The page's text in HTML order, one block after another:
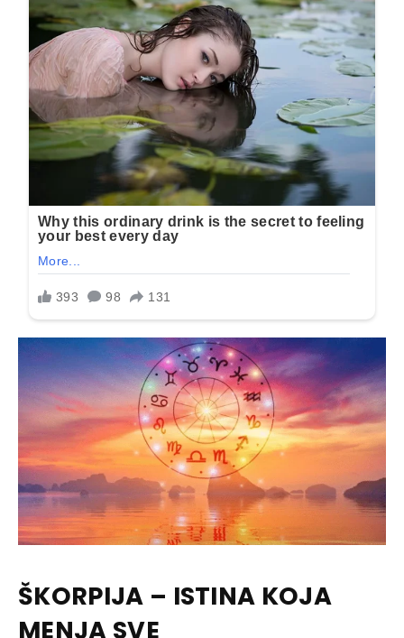
ŠKORPIJA – ISTINA KOJA
MENJA SVE